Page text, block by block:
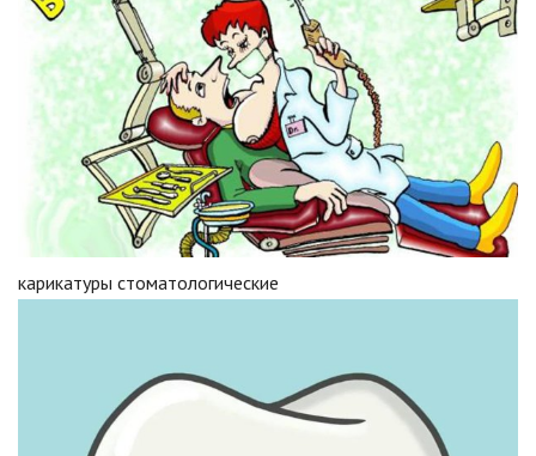
карикатуры стоматологические